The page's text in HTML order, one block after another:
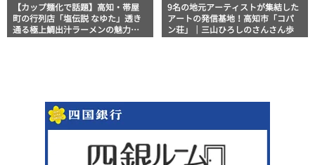
【カップ麺化で話題】高知・帯屋
町の行列店「塩伝説 なゆた」透き
通る極上鯛出汁ラーメンの魅力を
9名の地元アーティストが集結した
アートの発信基地！高知市「コパ
ン荘」｜三山ひろしのさんさん歩